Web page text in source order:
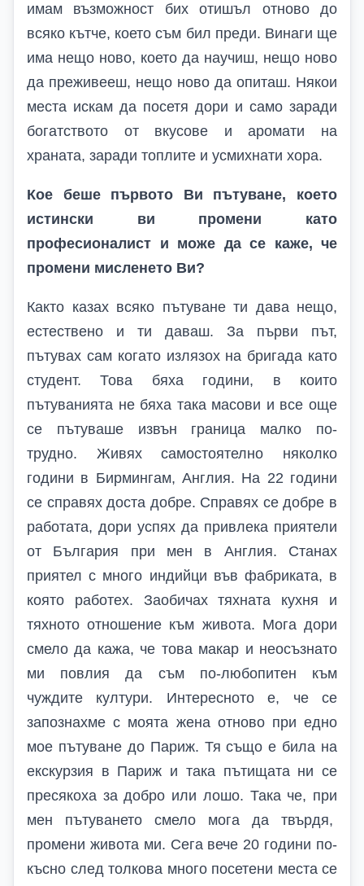
имам възможност бих отишъл отново до
всяко кътче, което съм бил преди. Винаги ще
има нещо ново, което да научиш, нещо ново
да преживееш, нещо ново да опиташ. Някои
места искам да посетя дори и само заради
богатството от вкусове и аромати на
храната, заради топлите и усмихнати хора.
Кое беше първото Ви пътуване, което
истински ви промени като
професионалист и може да се каже, че
промени мисленето Ви?
Както казах всяко пътуване ти дава нещо,
естествено и ти даваш. За първи път,
пътувах сам когато излязох на бригада като
студент. Това бяха години, в които
пътуванията не бяха така масови и все още
се пътуваше извън граница малко по-
трудно. Живях самостоятелно няколко
години в Бирмингам, Англия. На 22 години
се справях доста добре. Справях се добре в
работата, дори успях да привлека приятели
от България при мен в Англия. Станах
приятел с много индийци във фабриката, в
която работех. Заобичах тяхната кухня и
тяхното отношение към живота. Мога дори
смело да кажа, че това макар и неосъзнато
ми повлия да съм по-любопитен към
чуждите култури. Интересното е, че се
запознахме с моята жена отново при едно
мое пътуване до Париж. Тя също е била на
екскурзия в Париж и така пътищата ни се
пресякоха за добро или лошо. Така че, при
мен пътуването смело мога да твърдя,
промени живота ми. Сега вече 20 години по-
късно след толкова много посетени места се